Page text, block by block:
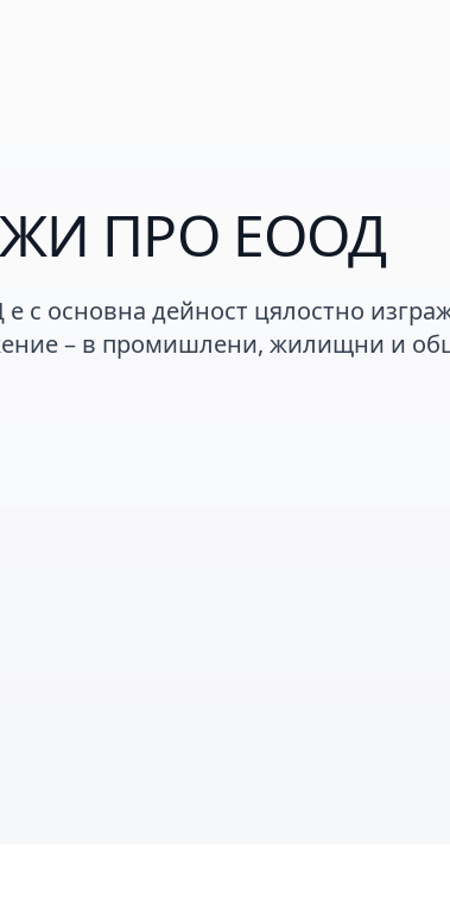
ПРО ЕООД
с основна дейност цялостно
– в промишлени, жилищни и